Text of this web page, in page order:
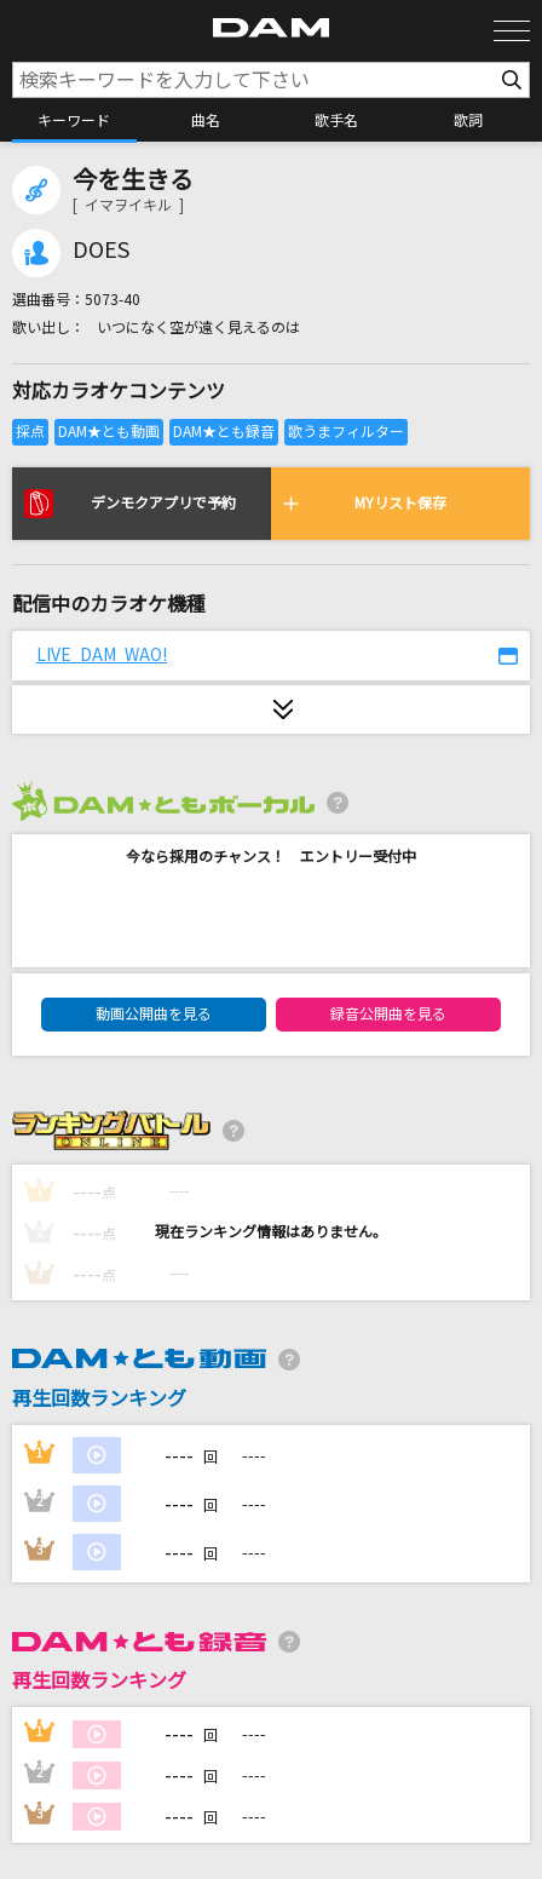
キーワード 曲名 歌手名 歌詞
全国りれき
リアルタイムで歌われている曲の一覧
[生音]地上の星
[生音]ツキミソウ
[生音]ピースサイン
アキラ・スコア・シャープ・アリア・フラット(宮川彬良・斎藤晴彦・大
澄賢也・茂森あゆみ・玄田哲章)
エマ・ヴェルデ(指出毬亜)
オルフェンズの涙
ETERNAL WIND
森口博子
DAMの新曲・ランキングなど
カラオケをもっと楽しもう！
今を生きる
[ イマヲイキル ]
DOES
選曲番号： 5073-40
いつになく空が遠く見えるのは
対応カラオケコンテンツ
デンモクアプリで予約 MYリスト保存
配信中のカラオケ機種
LIVE DAM WAO!
今なら採用のチャンス！ エントリー受付中
DAM★ともボーカルエントリーランキング
動画公開曲を見る
録音公開曲を見る
1 ---- 点 ----
---- 点 ----
3 ---- 点 ----
再生回数ランキング
1 ---- 回 ----
2 ---- 回 ----
3 ---- 回 ----
再生回数ランキング
1 ---- 回 ----
2 ---- 回 ----
3 ---- 回 ----